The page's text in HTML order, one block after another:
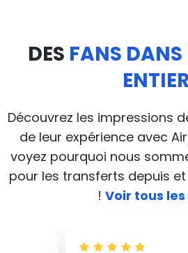
DES FANS DANS
ENTIER
Découvrez les impressions
de leur expérience avec
voyez pourquoi nous
pour les transferts depuis
! Voir tous